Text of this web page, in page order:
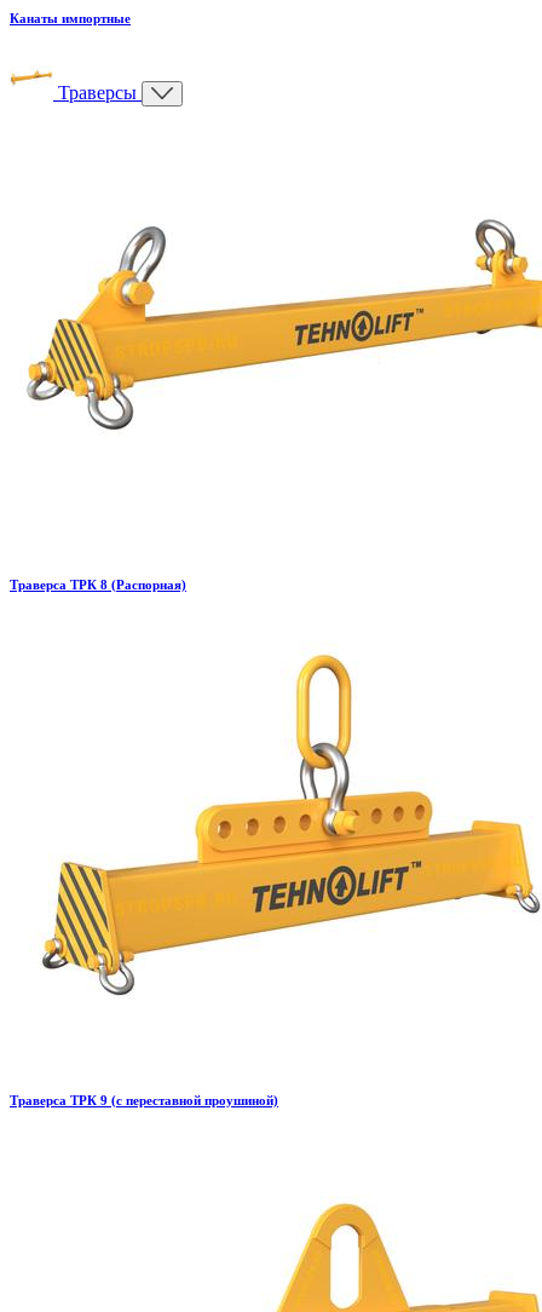
Канаты импортные
Траверсы
Траверса ТРК 8 (Распорная)
Траверса ТРК 9 (с переставной проушиной)